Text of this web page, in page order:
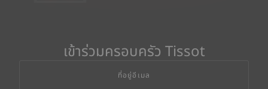
เข้าร่วมครอบครัว Tissot
ที่อยู่อีเมล